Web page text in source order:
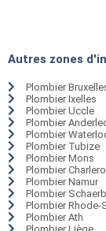
Autres zones
Plombier
Plombier Ixelles
Plombier Uccle
Plombier
Plombier
Plombier Tubize
Plombier Mons
Plombier
Plombier Namur
Plombier
Plombier Rhode-
Plombier Ath